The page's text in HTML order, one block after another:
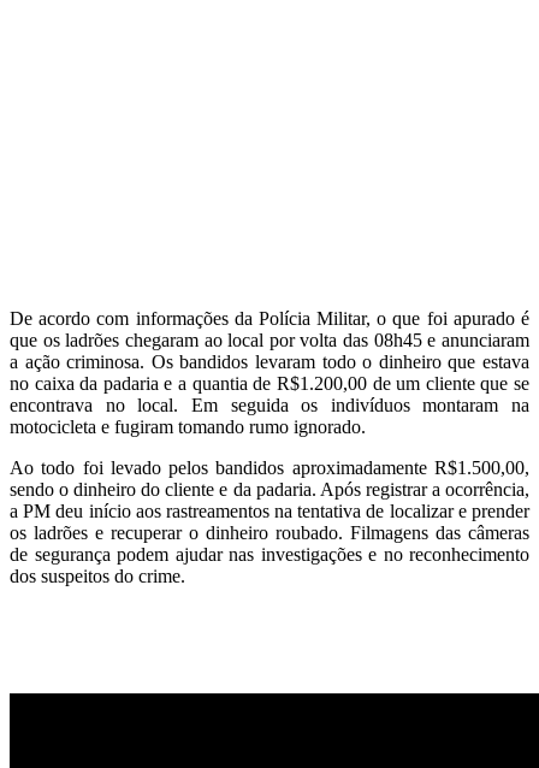
De acordo com informações da Polícia Militar, o que foi apurado é
que os ladrões chegaram ao local por volta das 08h45 e anunciaram
a ação criminosa. Os bandidos levaram todo o dinheiro que estava
no caixa da padaria e a quantia de R$1.200,00 de um cliente que se
encontrava no local. Em seguida os indivíduos montaram na
motocicleta e fugiram tomando rumo ignorado.
Ao todo foi levado pelos bandidos aproximadamente R$1.500,00,
sendo o dinheiro do cliente e da padaria. Após registrar a ocorrência,
a PM deu início aos rastreamentos na tentativa de localizar e prender
os ladrões e recuperar o dinheiro roubado. Filmagens das câmeras
de segurança podem ajudar nas investigações e no reconhecimento
dos suspeitos do crime.